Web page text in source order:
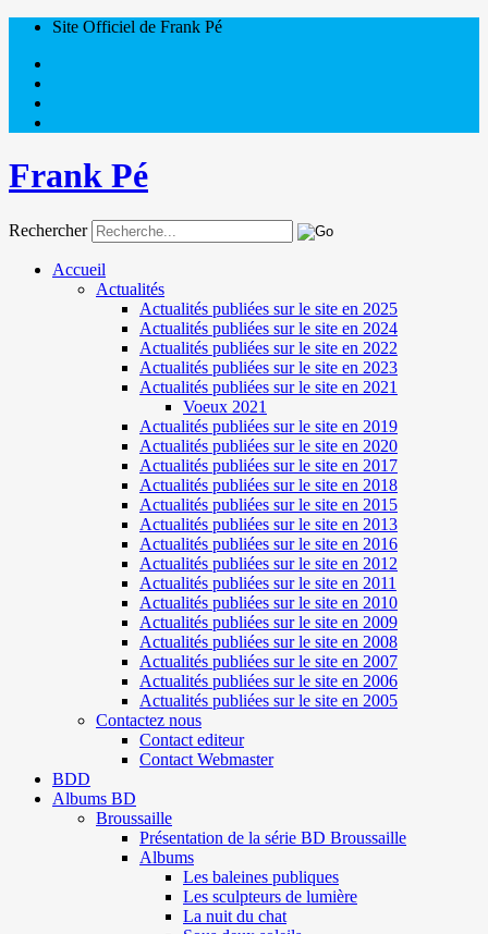
Site Officiel de Frank Pé
Frank Pé
Rechercher
Accueil
Actualités
Actualités publiées sur le site en 2025
Actualités publiées sur le site en 2024
Actualités publiées sur le site en 2022
Actualités publiées sur le site en 2023
Actualités publiées sur le site en 2021
Voeux 2021
Actualités publiées sur le site en 2019
Actualités publiées sur le site en 2020
Actualités publiées sur le site en 2017
Actualités publiées sur le site en 2018
Actualités publiées sur le site en 2015
Actualités publiées sur le site en 2013
Actualités publiées sur le site en 2016
Actualités publiées sur le site en 2012
Actualités publiées sur le site en 2011
Actualités publiées sur le site en 2010
Actualités publiées sur le site en 2009
Actualités publiées sur le site en 2008
Actualités publiées sur le site en 2007
Actualités publiées sur le site en 2006
Actualités publiées sur le site en 2005
Contactez nous
Contact editeur
Contact Webmaster
BDD
Albums BD
Broussaille
Présentation de la série BD Broussaille
Albums
Les baleines publiques
Les sculpteurs de lumière
La nuit du chat